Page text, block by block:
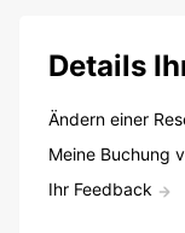
Details
Ändern einer
Meine Buchung
Ihr Feedback